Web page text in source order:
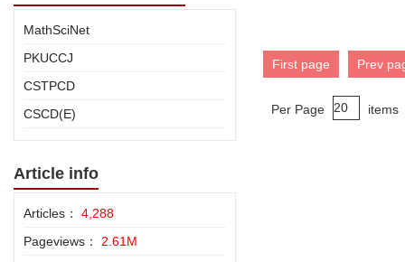
MathSciNet
PKUCCJ
CSTPCD
CSCD(E)
Article info
Articles： 4,288
Pageviews： 2.61M
First page Prev
Per Page items